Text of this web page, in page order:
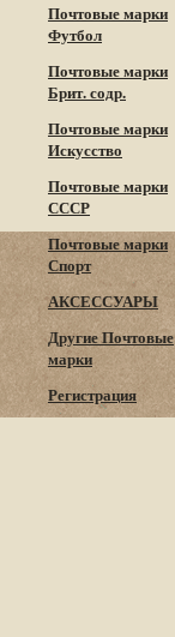
Почтовые марки
Футбол
Почтовые марки
Брит. содр.
Почтовые марки
Искусство
Почтовые марки
СССР
Почтовые марки
Спорт
АКСЕССУАРЫ
Другие Почтовые
марки
Регистрация